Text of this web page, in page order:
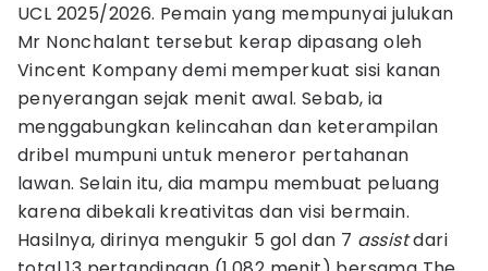
UCL 2025/2026. Pemain yang mempunyai julukan
Mr Nonchalant tersebut kerap dipasang oleh
Vincent Kompany demi memperkuat sisi kanan
penyerangan sejak menit awal. Sebab, ia
menggabungkan kelincahan dan keterampilan
dribel mumpuni untuk meneror pertahanan
lawan. Selain itu, dia mampu membuat peluang
karena dibekali kreativitas dan visi bermain.
Hasilnya, dirinya mengukir 5 gol dan 7 assistdari